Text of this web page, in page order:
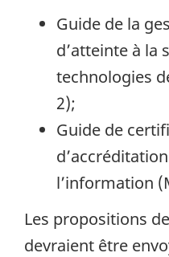
Guide de la
d’atteinte à la
technologies
2);
Guide de
l’information
Les propositions
devraient être